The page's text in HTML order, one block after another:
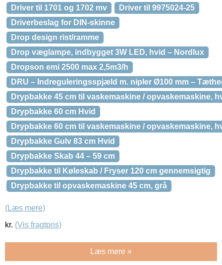
Driver til 1701 og 1702 mv
Driver til 9975024-25
Driverbeslag for DIN-skinne
Drop design rist/ramme
Drop væglampe, indbygget 3W LED, hvid – Nordlux
Dropson emi 2500 max 2,5m3/h
DRU – Indreguleringsspjæld m. nipler Ø100 mm –
Drypbakke 45 cm til vaskemaskine / opvaskemaskine,
Drypbakke 60 cm Hvid
Drypbakke 60 cm til vaskemaskine / opvaskemaskine,
Drypbakke Gulv 83 cm Hvid
Drypbakke Skab 44 – 59 cm
Drypbakke til Køleskab / Fryser 120 cm gennemsigtig
Drypbakke til opvaskemaskine 45 cm, grå
(Læs mere)
kr. (Vis fragtpris)
Læs mere »